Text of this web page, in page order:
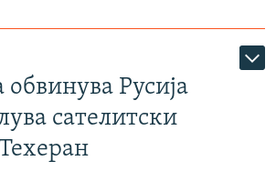
обвинува Русија
сателитски